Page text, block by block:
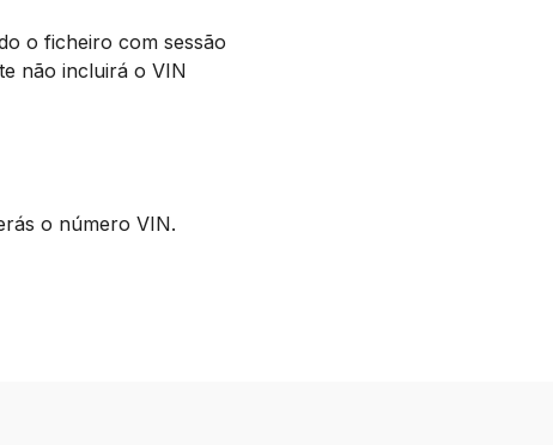
o ficheiro com sessão
não incluirá o VIN
o número VIN.